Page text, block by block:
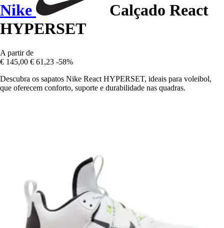
Nike
Calçado React
HYPERSET
A partir de
€ 145,00 € 61,23 -58%
Descubra os sapatos Nike React HYPERSET, ideais para voleibol,
que oferecem conforto, suporte e durabilidade nas quadras.